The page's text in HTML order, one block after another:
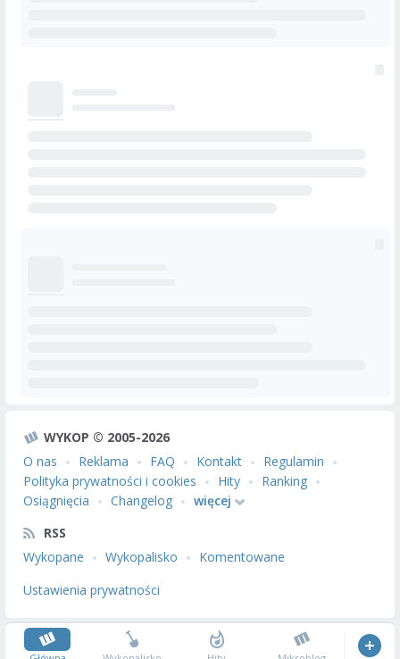
WYKOP © 2005-2026
O nas
Reklama FAQ Kontakt
Regulamin
Polityka prywatności i cookies
Hity
Ranking
Osiągnięcia
Changelog
więcej
RSS
Wykopane
Wykopalisko
Komentowane
Ustawienia prywatności